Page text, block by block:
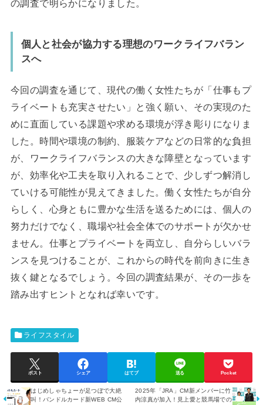
の調査で明らかになりました。
個人と社会が協力する理想のワークライフバラン
スへ
今回の調査を通じて、現代の働く女性たちが「仕事もプ
ライベートも充実させたい」と強く願い、その実現のた
めに直面している課題や求める環境が浮き彫りになりま
した。時間や環境の制約、服装ケアなどの日常的な負担
が、ワークライフバランスの大きな障壁となっています
が、効率化や工夫を取り入れることで、少しずつ解消し
ていける可能性が見えてきました。働く女性たちが自分
らしく、心身ともに豊かな生活を送るためには、個人の
努力だけでなく、職場や社会全体でのサポートが欠かせ
ません。仕事とプライベートを両立し、自分らしいバラ
ンスを見つけることが、これからの時代を前向きに生き
抜く鍵となるでしょう。今回の調査結果が、その一歩を
踏み出すヒントとなれば幸いです。
ライフスタイル
ポスト シェア はてブ 送る Pocket
はじめしゃちょーが足つぼで大絶
叫！バンドルカード新WEB CM公
2025年「JRA」CM新メンバーに竹
内涼真が加入！見上愛と競馬場での